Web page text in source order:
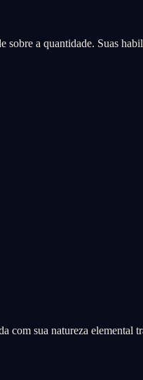
a quantidade. Suas
com sua natureza